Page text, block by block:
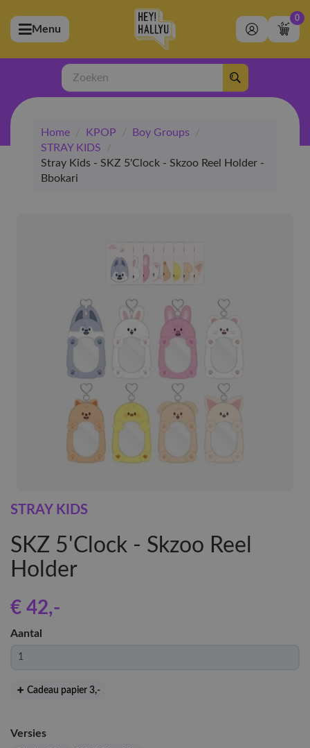
(Artiesten)
(Merchandise)
(Exclusive)
(Winkel)
Menu
0
Zoeken
Home / KPOP / Boy Groups
/
STRAY KIDS
/
Stray Kids - SKZ 5'Clock - Skzoo Reel Holder -
Bbokari
STRAY KIDS
SKZ 5'Clock - Skzoo Reel
Holder
€ 42,-
Aantal
Cadeau papier 3,-
Versies